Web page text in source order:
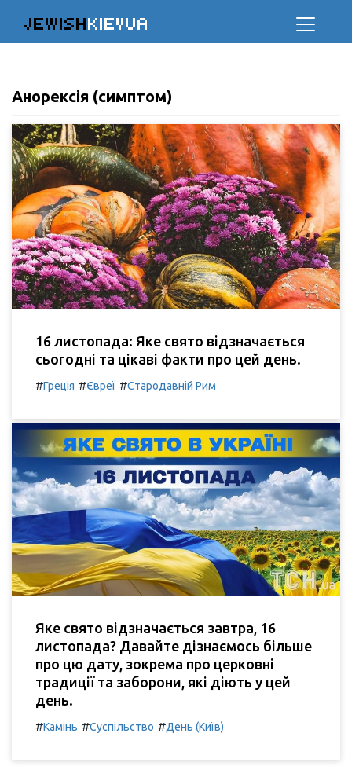
JEWISHKIEVUA
Анорексія (симптом)
16 листопада: Яке свято відзначається
сьогодні та цікаві факти про цей день.
#Греція #Євреї #Стародавній Рим
Яке свято відзначається завтра, 16
листопада? Давайте дізнаємось більше
про цю дату, зокрема про церковні
традиції та заборони, які діють у цей
день.
#Камінь #Суспільство #День (Київ)